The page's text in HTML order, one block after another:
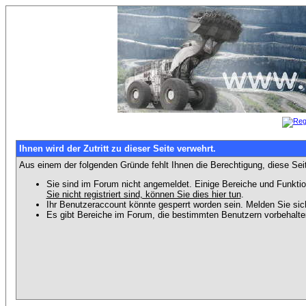
Ihnen wird der Zutritt zu dieser Seite verwehrt.
Aus einem der folgenden Gründe fehlt Ihnen die Berechtigung, diese
Sie sind im Forum nicht angemeldet. Einige Bereiche und
Sie nicht registriert sind, können Sie dies hier tun.
Ihr Benutzeraccount könnte gesperrt worden sein. Melden Sie
Es gibt Bereiche im Forum, die bestimmten Benutzern